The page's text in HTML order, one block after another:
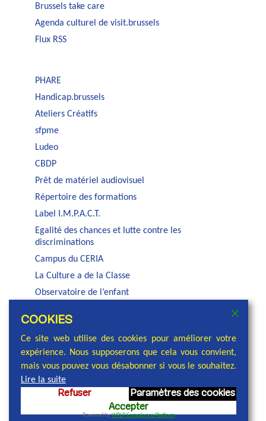
Brussels take care
Agenda culturel de visit.brussels
Flux RSS
PHARE
Handicap.brussels
Ateliers Créatifs
sfpme
Ludeo
CBDP
Prêt de matériel audiovisuel
Répertoire des formations
Label I.M.P.A.C.T.
Egalité des chances et lutte contre les
discriminations
Campus du CERIA
La Culture a de la Classe
Observatoire de l’enfant
Service PSE de la COCOF
© 2026 Commission communautaire française,
réalisation et conception : Cellule communication
COOKIES
Ce site web utilise des cookies pour améliorer votre
expérience. Nous supposerons que cela vous convient,
mais vous pouvez vous désabonner si vous le souhaitez.
Lire la suite
Refuser
Paramètres des cookies
Accepter
Powered byWPLP Compliance Platform